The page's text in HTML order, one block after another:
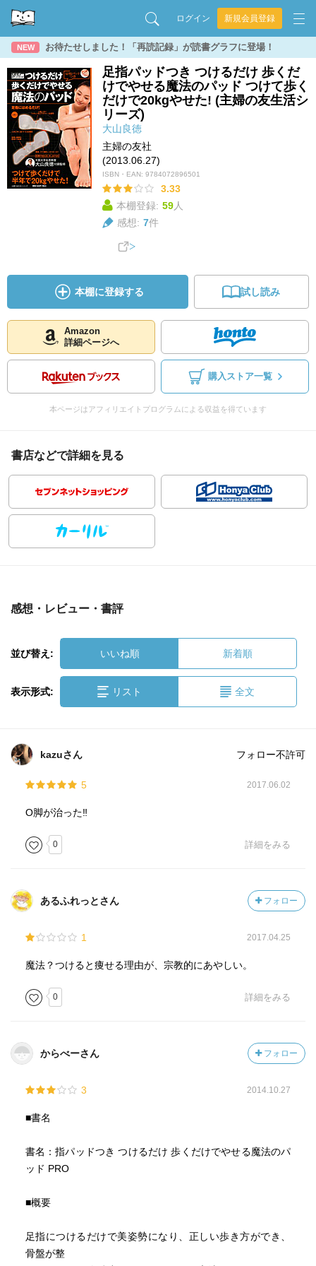
ログイン 新規会員登録
NEW お待たせしました！「再読記録」が読書グラフに登場！
足指パッドつき つけるだけ 歩くだ
けでやせる魔法のパッド つけて歩く
だけで20kgやせた! (主婦の友生活シ
リーズ)
大山良徳
主婦の友社
(2013.06.27)
ISBN・EAN: 9784072896501
3.33
本棚登録: 59人
感想: 7件
本棚に登録する 試し読み
Amazon
詳細ページへ
購入ストア一覧
本ページはアフィリエイトプログラムによる収益を得ています
書店などで詳細を見る
感想・レビュー・書評
並び替え: いいね順 新着順
表示形式: リスト 全文
kazuさん フォロー不許可
5 2017.06.02
O脚が治った‼︎
0 詳細をみる
あるふれっとさん フォロー
1 2017.04.25
魔法？つけると痩せる理由が、宗教的にあやしい。
0 詳細をみる
からべーさん フォロー
3 2014.10.27
■書名
書名：指パッドつき つけるだけ 歩くだけでやせる魔法のパ
ッド PRO
■概要
足指につけるだけで美姿勢になり、正しい歩き方ができ、
骨盤が整